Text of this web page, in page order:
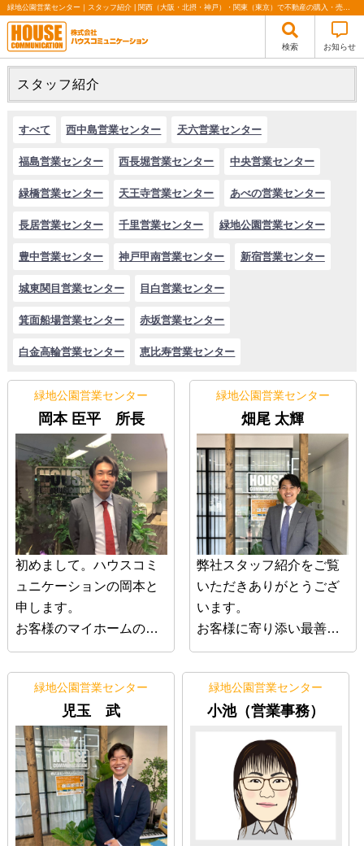
緑地公園営業センター｜スタッフ紹介 | 関西（大阪・北摂・神戸）・関東（東京）で不動産の購入・売却、注文住宅、リノベーションの事なら株式会社ハウスコミュニケーション
検索 お知らせ
スタッフ紹介
すべて 西中島営業センター 天六営業センター
福島営業センター 西長堀営業センター 中央営業センター
緑橋営業センター 天王寺営業センター あべの営業センター
長居営業センター 千里営業センター 緑地公園営業センター
豊中営業センター 神戸甲南営業センター 新宿営業センター
城東関目営業センター 目白営業センター
箕面船場営業センター 赤坂営業センター
白金高輪営業センター 恵比寿営業センター
緑地公園営業センター
岡本 臣平 所長
初めまして。ハウスコミ
ュニケーションの岡本と
申します。
お客様のマイホームの購
入を誰よりも全力でサポ
ートさせていただきま
す。
「岡本」から買ってよか
ったと言っていただける
よう日々精進しておりま
す。
是非、幸せな時間を共有
させてください。
緑地公園営業センター
畑尾 太輝
弊社スタッフ紹介をご覧
いただきありがとうござ
います。
お客様に寄り添い最善の
案をお届けできるように
します。
畑尾から買って良かった
と言っていただけるよう
些細なことでもご相談く
ださい。お会いできるの
を楽しみにしています。
緑地公園営業センター
児玉 武
緑地公園営業センター
小池（営業事務）